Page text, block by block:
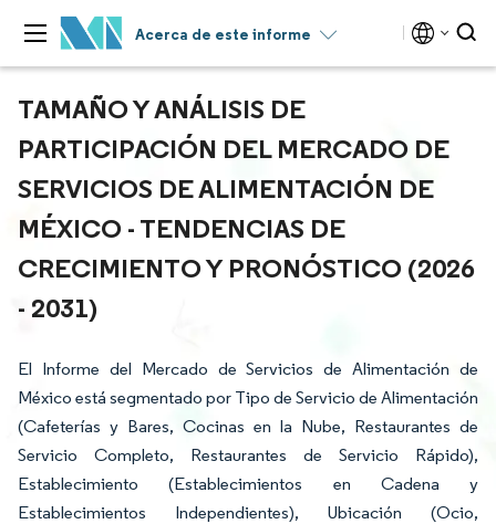
Acerca de este informe
TAMAÑO Y ANÁLISIS DE
PARTICIPACIÓN DEL MERCADO DE
SERVICIOS DE ALIMENTACIÓN DE
MÉXICO - TENDENCIAS DE
CRECIMIENTO Y PRONÓSTICO (2026
- 2031)
El Informe del Mercado de Servicios de Alimentación de
México está segmentado por Tipo de Servicio de Alimentación
(Cafeterías y Bares, Cocinas en la Nube, Restaurantes de
Servicio Completo, Restaurantes de Servicio Rápido),
Establecimiento (Establecimientos en Cadena y
Establecimientos Independientes), Ubicación (Ocio,